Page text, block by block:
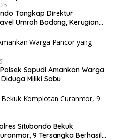
Tangkap Direktur
Umroh Bodong, Kerugian
Sapudi Amankan Warga
Miliki Sabu
Situbondo Bekuk
9 Tersangka Berhasil